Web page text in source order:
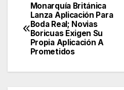
Navegación
de
entradas
Monarquía Británica
Lanza Aplicación Para
Boda Real; Novias
Boricuas Exigen Su
Propia Aplicación A
Prometidos